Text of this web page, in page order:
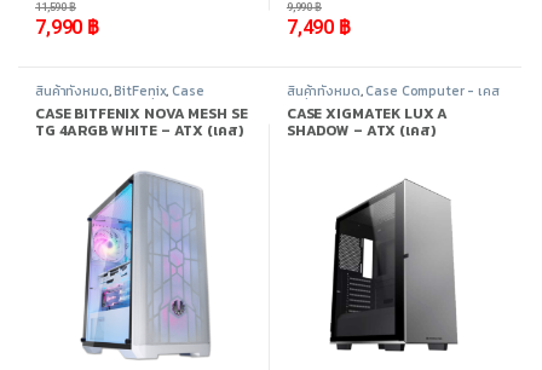
7,990 ฿
11,590฿
7,490 ฿
9,990฿
สินค้าทั้งหมด,BitFenix, Case
Computer - เคสเปล่า
คอมพิวเตอร์
CASE BITFENIX NOVA MESH SE
TG 4ARGB WHITE – ATX (เคส)
18%
สินค้าทั้งหมด,Case Computer - เคส
เปล่า อุปกรณ์คอมพิวเตอร์
CASE XIGMATEK LUX A
SHADOW – ATX (เคส)
20%